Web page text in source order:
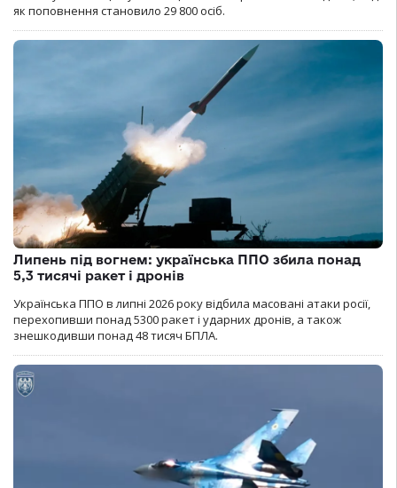
як поповнення становило 29 800 осіб.
Липень під вогнем: українська ППО збила понад
5,3 тисячі ракет і дронів
Українська ППО в липні 2026 року відбила масовані атаки росії,
перехопивши понад 5300 ракет і ударних дронів, а також
знешкодивши понад 48 тисяч БПЛА.